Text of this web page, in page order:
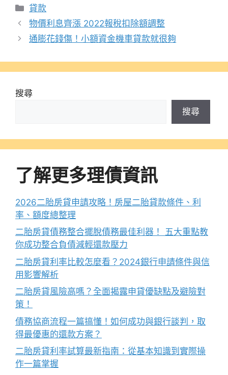
分
類
貸款
物價利息齊漲 2022報稅扣除額調整
通膨花錢傷！小額資金機車貸款就很夠
搜尋
搜尋
了解更多理債資訊
2026二胎房貸申請攻略！房屋二胎貸款條件、利
率、額度總整理
二胎房貸債務整合擺脫債務最佳利器！ 五大重點教
你成功整合負債減輕還款壓力
二胎房貸利率比較怎麼看？2024銀行申請條件與信
用影響解析
二胎房貸風險高嗎？全面揭露申貸優缺點及避險對
策！
債務協商流程一篇搞懂！如何成功與銀行談判，取
得最優惠的還款方案？
二胎房貸利率試算最新指南：從基本知識到實際操
作一篇掌握